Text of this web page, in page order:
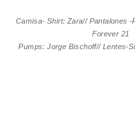
Camisa- Shirt: Zara// Pantalones
Forever 21
Pumps: Jorge Bischoff// Lentes-